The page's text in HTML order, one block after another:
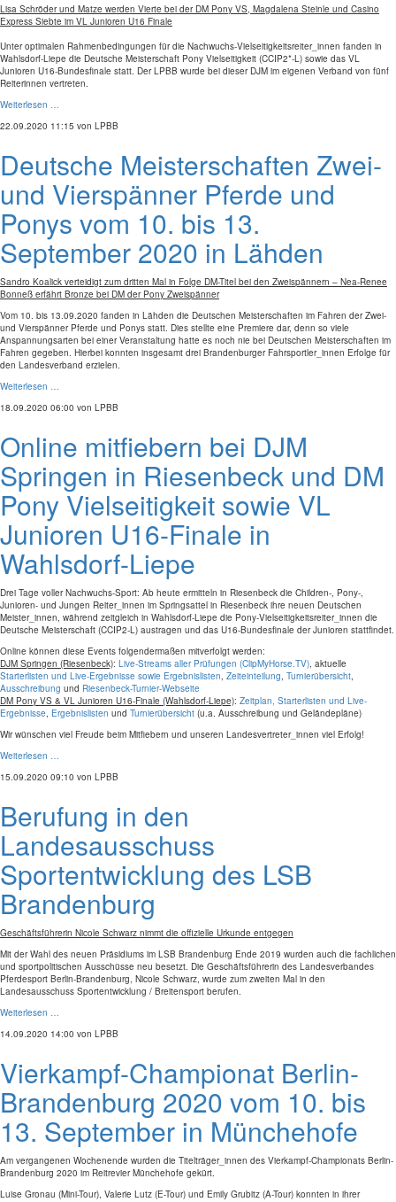
Lisa Schröder und Matze werden Vierte bei der DM Pony VS, Magdalena Steinle und Casino
Express Siebte im VL Junioren U16 Finale
Unter optimalen Rahmenbedingungen für die Nachwuchs-Vielseitigkeitsreiter_innen fanden in
Wahlsdorf-Liepe die Deutsche Meisterschaft Pony Vielseitigkeit (CCIP2*-L) sowie das VL
Junioren U16-Bundesfinale statt. Der LPBB wurde bei dieser DJM im eigenen Verband von fünf
Reiterinnen vertreten.
Weiterlesen …
22.09.2020 11:15 von LPBB
Deutsche Meisterschaften Zwei-
und Vierspänner Pferde und
Ponys vom 10. bis 13.
September 2020 in Lähden
Sandro Koalick verteidigt zum dritten Mal in Folge DM-Titel bei den Zweispännern – Nea-Renee
Bonneß erfährt Bronze bei DM der Pony Zweispänner
Vom 10. bis 13.09.2020 fanden in Lähden die Deutschen Meisterschaften im Fahren der Zwei-
und Vierspänner Pferde und Ponys statt. Dies stellte eine Premiere dar, denn so viele
Anspannungsarten bei einer Veranstaltung hatte es noch nie bei Deutschen Meisterschaften im
Fahren gegeben. Hierbei konnten insgesamt drei Brandenburger Fahrsportler_innen Erfolge für
den Landesverband erzielen.
Weiterlesen …
18.09.2020 06:00 von LPBB
Online mitfiebern bei DJM
Springen in Riesenbeck und DM
Pony Vielseitigkeit sowie VL
Junioren U16-Finale in
Wahlsdorf-Liepe
Drei Tage voller Nachwuchs-Sport: Ab heute ermitteln in Riesenbeck die Children-, Pony-,
Junioren- und Jungen Reiter_innen im Springsattel in Riesenbeck ihre neuen Deutschen
Meister_innen, während zeitgleich in Wahlsdorf-Liepe die Pony-Vielseitigkeitsreiter_innen die
Deutsche Meisterschaft (CCIP2-L) austragen und das U16-Bundesfinale der Junioren stattfindet.
Online können diese Events folgendermaßen mitverfolgt werden:
DJM Springen (Riesenbeck): Live-Streams aller Prüfungen (ClipMyHorse.TV), aktuelle
Starterlisten und Live-Ergebnisse sowie Ergebnislisten, Zeiteinteilung, Turnierübersicht,
Ausschreibung und Riesenbeck-Turnier-Webseite
DM Pony VS & VL Junioren U16-Finale (Wahlsdorf-Liepe): Zeitplan, Starterlisten und Live-
Ergebnisse, Ergebnislisten und Turnierübersicht (u.a. Ausschreibung und Geländepläne)
Wir wünschen viel Freude beim Mitfiebern und unseren Landesvertreter_innen viel Erfolg!
Weiterlesen …
15.09.2020 09:10 von LPBB
Berufung in den
Landesausschuss
Sportentwicklung des LSB
Brandenburg
Geschäftsführerin Nicole Schwarz nimmt die offizielle Urkunde entgegen
Mit der Wahl des neuen Präsidiums im LSB Brandenburg Ende 2019 wurden auch die fachlichen
und sportpolitischen Ausschüsse neu besetzt. Die Geschäftsführerin des Landesverbandes
Pferdesport Berlin-Brandenburg, Nicole Schwarz, wurde zum zweiten Mal in den
Landesausschuss Sportentwicklung / Breitensport berufen.
Weiterlesen …
14.09.2020 14:00 von LPBB
Vierkampf-Championat Berlin-
Brandenburg 2020 vom 10. bis
13. September in Münchehofe
Am vergangenen Wochenende wurden die Titelträger_innen des Vierkampf-Championats Berlin-
Brandenburg 2020 im Reitrevier Münchehofe gekürt.
Luise Gronau (Mini-Tour), Valerie Lutz (E-Tour) und Emily Grubitz (A-Tour) konnten in ihrer